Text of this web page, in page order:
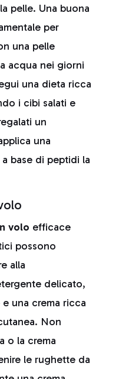
pelle. Una buona
per
una pelle
acqua nei giorni
una dieta ricca
i cibi salati e
un
una
base di peptidi la
volo efficace
possono
alla
delicato,
una crema ricca
Non
o la crema
le rughette da